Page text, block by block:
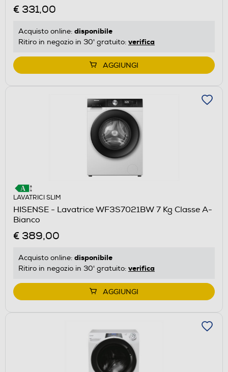
€ 331,00
Acquisto online: disponibile
Ritiro in negozio in 30' gratuito: verifica
AGGIUNGI
LAVATRICI SLIM
HISENSE - Lavatrice WF3S7021BW 7 Kg Classe A-
Bianco
€ 389,00
Acquisto online: disponibile
Ritiro in negozio in 30' gratuito: verifica
AGGIUNGI